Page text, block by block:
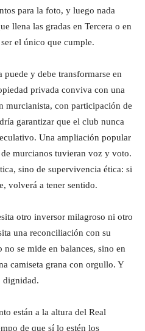
para la foto, y luego nada
llena las gradas en Tercera o en
el único que cumple.
y debe transformarse en
privada conviva con una
murcianista, con participación de
garantizar que el club nunca
Una ampliación popular
murcianos tuvieran voz y voto.
sino de supervivencia ética: si
volverá a tener sentido.
otro inversor milagroso ni otro
una reconciliación con su
se mide en balances, sino en
camiseta grana con orgullo. Y
dignidad.
están a la altura del Real
de que sí lo estén los